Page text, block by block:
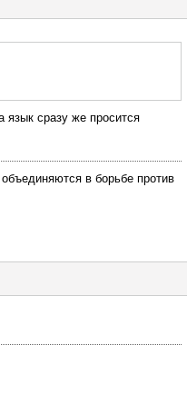
язык сразу же просится
в борьбе против